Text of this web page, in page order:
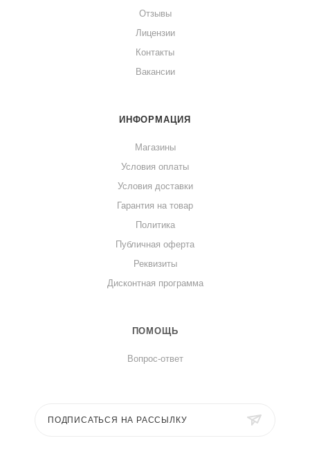
Отзывы
Лицензии
Контакты
Вакансии
ИНФОРМАЦИЯ
Магазины
Условия оплаты
Условия доставки
Гарантия на товар
Политика
Публичная оферта
Реквизиты
Дисконтная программа
ПОМОЩЬ
Вопрос-ответ
ПОДПИСАТЬСЯ НА РАССЫЛКУ